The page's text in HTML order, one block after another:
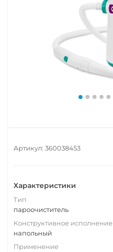
Артикул: 360038453
Характеристики
Тип
пароочиститель
Конструктивное исполнение
напольный
Применение